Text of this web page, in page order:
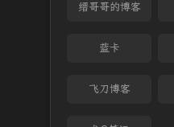
缙哥哥的博客
蓝卡
飞刀博客